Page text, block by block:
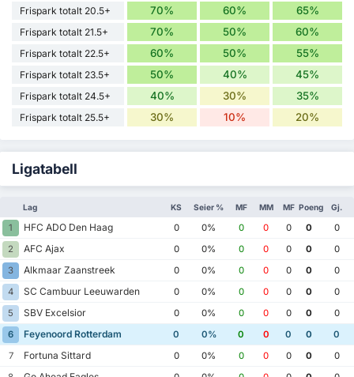
Frispark totalt 20.5+ 70% 60% 65%
Frispark totalt 21.5+ 70% 50% 60%
Frispark totalt 22.5+ 60% 50% 55%
Frispark totalt 23.5+ 50% 40% 45%
Frispark totalt 24.5+ 40% 30% 35%
Frispark totalt 25.5+ 30% 10% 20%
Ligatabell
Lag KS Seier % MF MM MF Poeng Gj.
1 HFC ADO Den Haag 0 0% 0 0 0 0
0
2
AFC Ajax 0 0% 0 0 0 0
0
3
Alkmaar Zaanstreek 0 0% 0 0 0 0
0
4
SC Cambuur Leeuwarden 0 0% 0 0 0 0
0
5
SBV Excelsior 0 0% 0 0 0 0
0
6
Feyenoord Rotterdam 0 0% 0 0 0 0
0
7
Fortuna Sittard 0 0% 0 0 0 0
0